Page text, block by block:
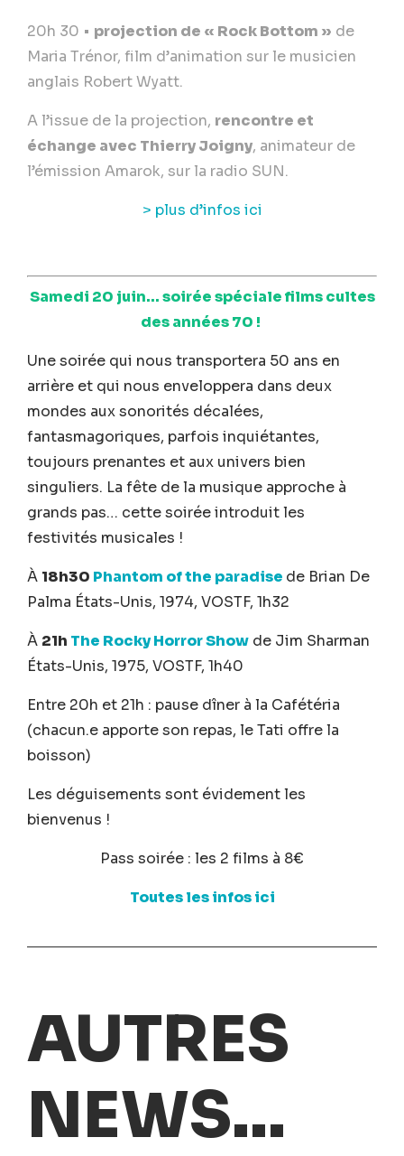
20h 30 • projection de « Rock Bottom » de
Maria Trénor, film d’animation sur le musicien
anglais Robert Wyatt.
A l’issue de la projection, rencontre et
échange avec Thierry Joigny, animateur de
l’émission Amarok, sur la radio SUN.
> plus d’infos ici
Samedi 20 juin… soirée spéciale films cultes
des années 70 !
Une soirée qui nous transportera 50 ans en
arrière et qui nous enveloppera dans deux
mondes aux sonorités décalées,
fantasmagoriques, parfois inquiétantes,
toujours prenantes et aux univers bien
singuliers. La fête de la musique approche à
grands pas… cette soirée introduit les
festivités musicales !
À 18h30 Phantom of the paradise de Brian De
Palma États-Unis, 1974, VOSTF, 1h32
À 21h The Rocky Horror Show de Jim Sharman
États-Unis, 1975, VOSTF, 1h40
Entre 20h et 21h : pause dîner à la Cafétéria
(chacun.e apporte son repas, le Tati offre la
boisson)
Les déguisements sont évidement les
bienvenus !
Pass soirée : les 2 films à 8€
Toutes les infos ici
AUTRES
NEWS...